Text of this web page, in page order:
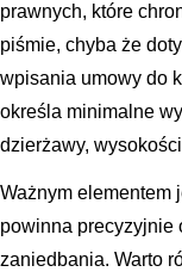
prawnych, które
piśmie, chyba że
wpisania umowy do
określa minimalne
dzierżawy,
Ważnym elementem
powinna precyzyjnie
zaniedbania. Warto